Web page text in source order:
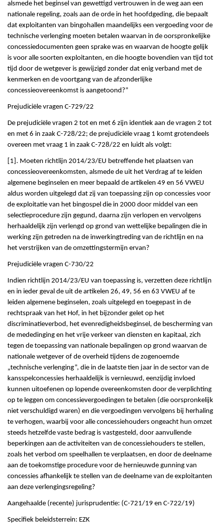
alsmede het beginsel van gewettigd vertrouwen in de weg aan een
nationale regeling, zoals aan de orde in het hoofdgeding, die bepaalt
dat exploitanten van bingohallen maandelijks een vergoeding voor de
technische verlenging moeten betalen waarvan in de oorspronkelijke
concessiedocumenten geen sprake was en waarvan de hoogte gelijk
is voor alle soorten exploitanten, en die hoogte bovendien van tijd tot
tijd door de wetgever is gewijzigd zonder dat enig verband met de
kenmerken en de voortgang van de afzonderlijke
concessieovereenkomst is aangetoond?”
Prejudiciële vragen C-729/22
De prejudiciële vragen 2 tot en met 6 zijn identiek aan de vragen 2 tot
en met 6 in zaak C-728/22; de prejudiciële vraag 1 komt grotendeels
overeen met vraag 1 in zaak C-728/22 en luidt als volgt:
[1]. Moeten richtlijn 2014/23/EU betreffende het plaatsen van
concessieovereenkomsten, alsmede de uit het Verdrag af te leiden
algemene beginselen en meer bepaald de artikelen 49 en 56 VWEU
aldus worden uitgelegd dat zij van toepassing zijn op concessies voor
de exploitatie van het bingospel die in 2000 door middel van een
selectieprocedure zijn gegund, daarna zijn verlopen en vervolgens
herhaaldelijk zijn verlengd op grond van wettelijke bepalingen die in
werking zijn getreden na de inwerkingtreding van de richtlijn en na
het verstrijken van de omzettingstermijn ervan?
Prejudiciële vragen C-730/22
Indien richtlijn 2014/23/EU van toepassing is, verzetten deze richtlijn
en in ieder geval de uit de artikelen 26, 49, 56 en 63 VWEU af te
leiden algemene beginselen, zoals uitgelegd en toegepast in de
rechtspraak van het Hof, in het bijzonder gelet op het
discriminatieverbod, het evenredigheidsbeginsel, de bescherming van
de mededinging en het vrije verkeer van diensten en kapitaal, zich
tegen de toepassing van nationale bepalingen op grond waarvan de
nationale wetgever of de overheid tijdens de zogenoemde
„technische verlenging”, die in de laatste tien jaar in de sector van de
kansspelconcessies herhaaldelijk is vernieuwd, eenzijdig invloed
kunnen uitoefenen op lopende overeenkomsten door de verplichting
op te leggen om concessievergoedingen te betalen (die oorspronkelijk
niet verschuldigd waren) en die vergoedingen vervolgens bij herhaling
te verhogen, waarbij voor alle concessiehouders ongeacht hun omzet
steeds hetzelfde vaste bedrag is vastgesteld, door aanvullende
beperkingen aan de activiteiten van de concessiehouders te stellen,
zoals het verbod om speelhallen te verplaatsen, en door de deelname
aan de toekomstige procedure voor de hernieuwde gunning van
concessies afhankelijk te stellen van de deelname van de exploitanten
aan deze verlengingsregeling?
Aangehaalde (recente) jurisprudentie: (C-721/19 en C-722/19)
Specifiek beleidsterrein: EZK